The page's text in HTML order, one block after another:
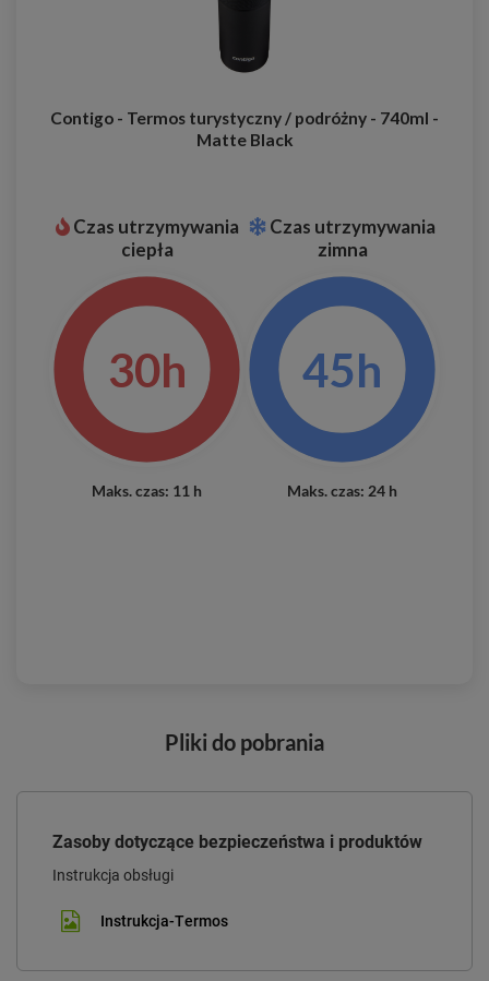
Contigo - Termos turystyczny / podróżny - 740ml -
Matte Black
Czas utrzymywania
ciepła
30h
Maks. czas: 11 h
Czas utrzymywania
zimna
45h
Maks. czas: 24 h
Pliki do pobrania
Zasoby dotyczące bezpieczeństwa i produktów
Instrukcja obsługi
Instrukcja-Termos